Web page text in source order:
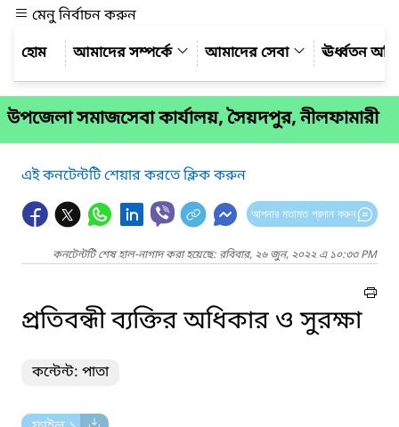
মেনু নির্বাচন করুন
আমাদের সম্পর্কে
আমাদের সেবা ঊর্ধ্বতন
উপজেলা সমাজসেবা কার্যালয়, সৈয়দপুর, নীলফামারী
এই কনটেন্টটি শেয়ার করতে ক্লিক করুন
আপনার মতামত প্রদান করুন
কনটেন্টটি শেষ হাল-নাগাদ করা হয়েছে: রবিবার, ২৬ জুন, ২০২২ এ ১০:৩৩ PM
প্রতিবন্ধী ব্যক্তির অধিকার ও সুরক্ষা
কন্টেন্ট: পাতা